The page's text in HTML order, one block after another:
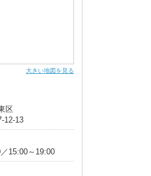
大きい地図を見る
区
12-13
15:00～19:00